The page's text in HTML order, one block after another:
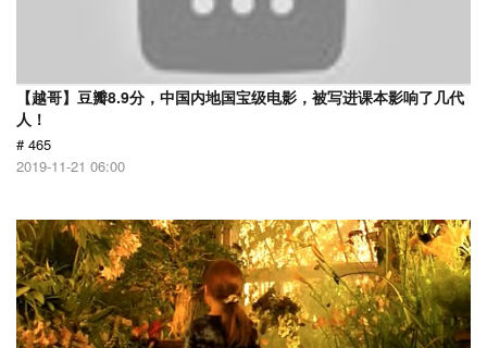
【越哥】豆瓣8.9分，中国内地国宝级电影，被写进课本影响了几代
人！
# 465
2019-11-21 06:00